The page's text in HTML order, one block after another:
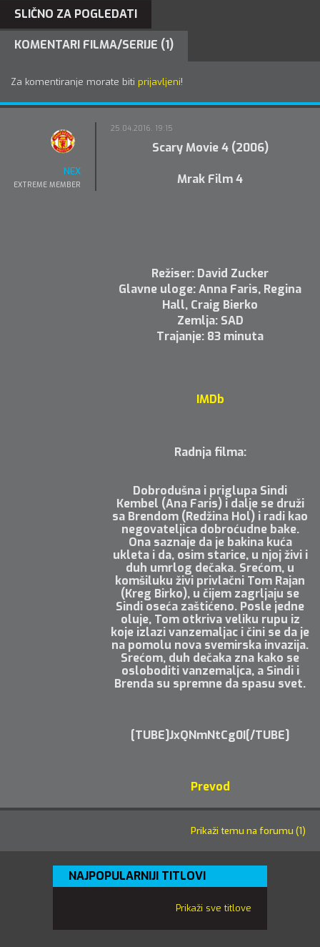
SLIČNO ZA POGLEDATI
KOMENTARI FILMA/SERIJE (1)
Za komentiranje morate biti prijavljeni!
NEX
EXTREME MEMBER
25.04.2016. 19:15
Scary Movie 4 (2006)
Mrak Film 4
Režiser: David Zucker
Glavne uloge: Anna Faris, Regina
Hall, Craig Bierko
Zemlja: SAD
Trajanje: 83 minuta
IMDb
Radnja filma:
Dobrodušna i priglupa Sindi
Kembel (Ana Faris) i dalje se druži
sa Brendom (Redžina Hol) i radi kao
negovateljica dobroćudne bake.
Ona saznaje da je bakina kuća
ukleta i da, osim starice, u njoj živi i
duh umrlog dečaka. Srećom, u
komšiluku živi privlačni Tom Rajan
(Kreg Birko), u čijem zagrljaju se
Sindi oseća zaštićeno. Posle jedne
oluje, Tom otkriva veliku rupu iz
koje izlazi vanzemaljac i čini se da je
na pomolu nova svemirska invazija.
Srećom, duh dečaka zna kako se
osloboditi vanzemaljca, a Sindi i
Brenda su spremne da spasu svet.
[TUBE]JxQNmNtCg0I[/TUBE]
Prevod
Prikaži temu na forumu (1)
NAJPOPULARNIJI TITLOVI
Prikaži sve titlove